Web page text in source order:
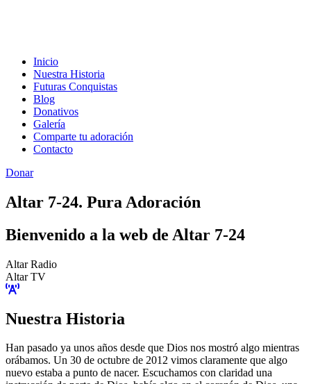
Inicio
Nuestra Historia
Futuras Conquistas
Blog
Donativos
Galería
Comparte tu adoración
Contacto
Donar
Altar 7-24. Pura Adoración
Bienvenido a la web de Altar 7-24
Altar Radio
Altar TV
Nuestra Historia
Han pasado ya unos años desde que Dios nos mostró algo mientras
orábamos. Un 30 de octubre de 2012 vimos claramente que algo
nuevo estaba a punto de nacer. Escuchamos con claridad una